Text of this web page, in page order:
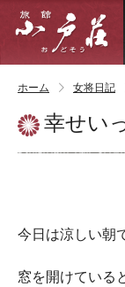
ホーム 女将日記
幸せい
今日は涼しい朝
窓を開けている